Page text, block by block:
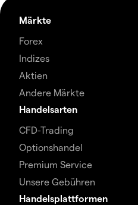
Märkte
Forex
Indizes
Aktien
Andere Märkte
Handelsarten
CFD-Trading
Optionshandel
Premium Service
Unsere Gebühren
Handelsplattformen